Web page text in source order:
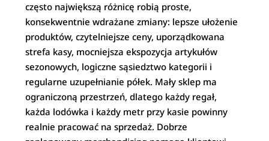
często największą różnicę robią proste,
konsekwentnie wdrażane zmiany: lepsze ułożenie
produktów, czytelniejsze ceny, uporządkowana
strefa kasy, mocniejsza ekspozycja artykułów
sezonowych, logiczne sąsiedztwo kategorii i
regularne uzupełnianie półek. Mały sklep ma
ograniczoną przestrzeń, dlatego każdy regał,
każda lodówka i każdy metr przy kasie powinny
realnie pracować na sprzedaż. Dobrze